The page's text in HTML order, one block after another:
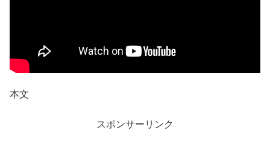
本文
スポンサーリンク